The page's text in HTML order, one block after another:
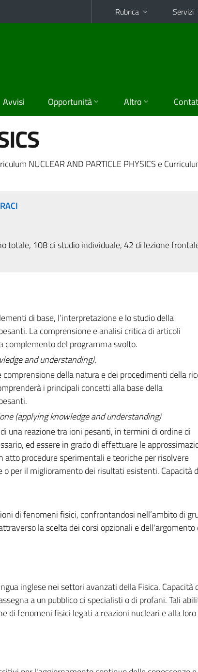
Rubrica Servizi
Avvisi Opportunità Altro
NUCLEAR AND PARTICLE PHYSICS e
totale, 108 di studio individuale, 42 di lezione
di base, l’interpretazione e lo studio della
La comprensione e analisi critica di articoli
complemento del programma svolto.
and understanding).
della natura e dei procedimenti della
i principali concetti alla base della
(applying knowledge and understanding)
una reazione tra ioni pesanti, in termini di ordine di
ed essere in grado di effettuare le
procedure sperimentali e teoriche per risolvere
per il miglioramento dei risultati esistenti. Capacità
di fenomeni fisici, confrontandosi nell’ambito di
la scelta dei corsi opzionali e dell'argomento
inglese nei settori avanzati della Fisica. Capacità
a un pubblico di specialisti o di profani. Tali
di fenomeni fisici legati a reazioni nucleari e alla loro